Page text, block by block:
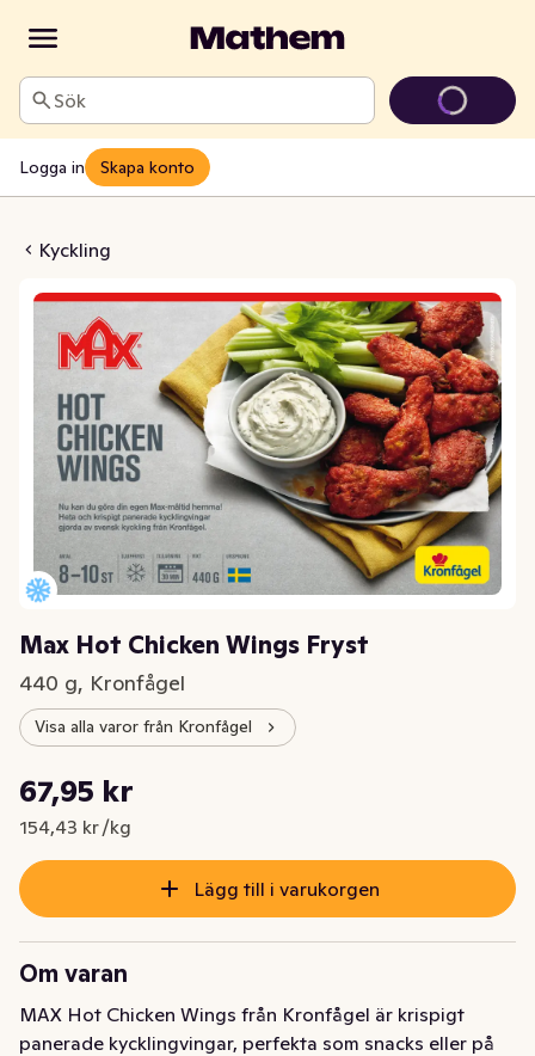
Sök
Logga in Skapa konto
Kyckling
Wings Fryst
Max Hot Chicken Wings Fryst
440 g, Kronfågel
Visa alla varor från Kronfågel
Nuvarande pris är: 67,95 kr
67,95 kr
154,43 kr /kg
Styckpris: 154,43 kr /kg
Lägg till i varukorgen
Om varan
MAX Hot Chicken Wings från Kronfågel är krispigt
panerade kycklingvingar, perfekta som snacks eller på